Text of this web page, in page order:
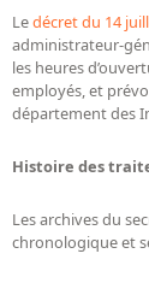
Ledécret du 14
administrateur-
les heures
employés, et
département des
Histoire des
Les archives du
chronologique et